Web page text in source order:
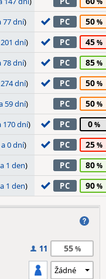
77 dní) PC 50
dní) PC 45
78 dní) PC 85
dní) PC 50
59 dní) PC 50
170 dní) PC 0
0 dní) PC 25
1 den) PC 80
1 den) PC 90
11 55